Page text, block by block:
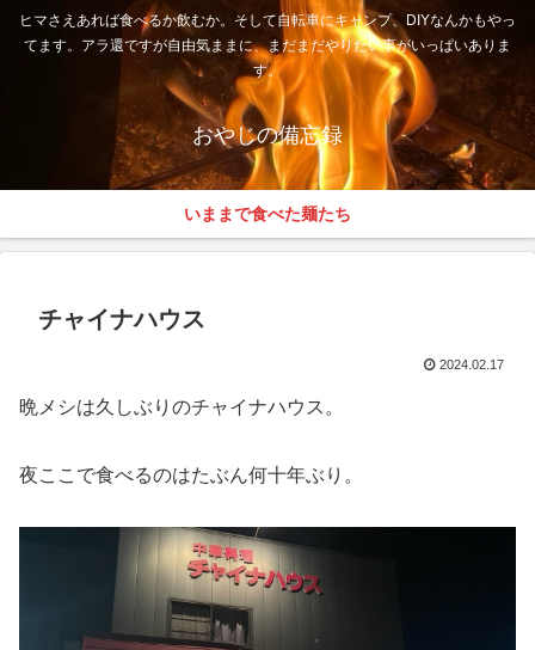
ヒマさえあれば食べるか飲むか。そして自転車にキャンプ、DIYなんかもやっ
てます。アラ還ですが自由気ままに、まだまだやりたい事がいっぱいありま
す。
おやじの備忘録
いままで食べた麺たち
チャイナハウス
2024.02.17
晩メシは久しぶりのチャイナハウス。
夜ここで食べるのはたぶん何十年ぶり。